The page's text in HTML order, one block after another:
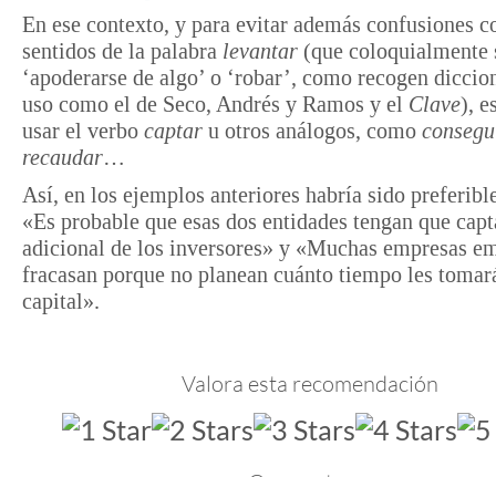
En ese contexto, y para evitar además confusiones
sentidos de la palabra levantar (que
‘apoderarse de algo’ o ‘robar’, como recogen
uso como el de Seco, Andrés y Ramos y el Clave),
usar el verbo captar u otros análogos, como
recaudar…
Así, en los ejemplos anteriores habría sido
«Es probable que esas dos entidades tengan que
adicional de los inversores» y «Muchas empresas
fracasan porque no planean cuánto tiempo les
capital».
Valora esta recomendación